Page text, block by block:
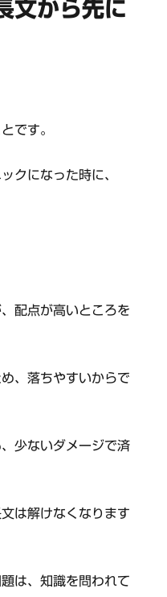
文から先に
です。
クになった時に、
配点が高いところを
、落ちやすいからで
少ないダメージで済
は解けなくなります
は、知識を問われて